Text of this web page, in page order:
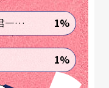
、取得容易，攜帶
名「節骨草」、
細磨簧片表面的
能達到很好的效
《轉生到異世界成為嘉慶君—發現我的祖先是詐騙集團!?》 1%
1%